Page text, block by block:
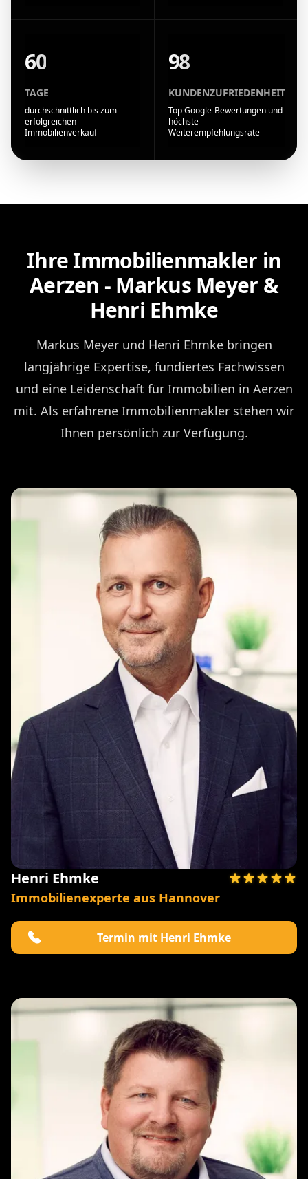
60
TAGE
durchschnittlich bis zum
erfolgreichen
Immobilienverkauf
98
KUNDENZUFRIEDENHEIT
Top Google-Bewertungen und
höchste
Weiterempfehlungsrate
Ihre Immobilienmakler in
Aerzen - Markus Meyer &
Henri Ehmke
Markus Meyer und Henri Ehmke bringen
langjährige Expertise, fundiertes Fachwissen
und eine Leidenschaft für Immobilien in Aerzen
mit. Als erfahrene Immobilienmakler stehen wir
Ihnen persönlich zur Verfügung.
Henri Ehmke
Immobilienexperte aus Hannover
Termin mit Henri Ehmke